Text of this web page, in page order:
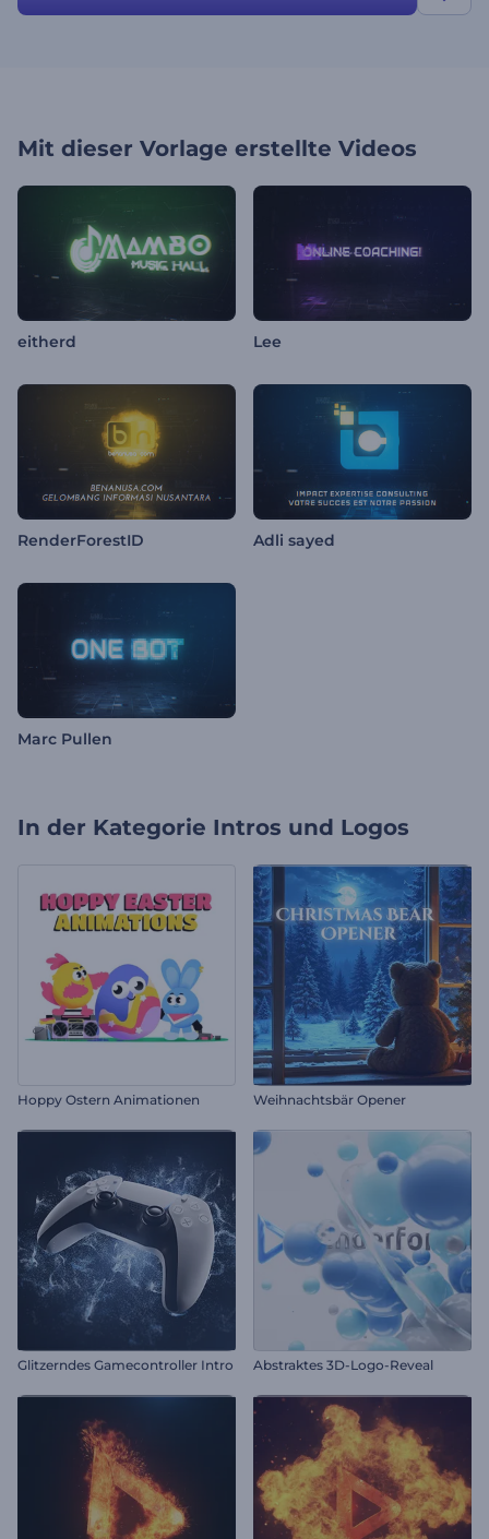
Mit dieser Vorlage erstellte Videos
eitherd Lee
RenderForestID Adli sayed
Marc Pullen
In der Kategorie Intros und Logos
Hoppy Ostern Animationen Weihnachtsbär Opener
Glitzerndes Gamecontroller Intro Abstraktes 3D-Logo-Reveal